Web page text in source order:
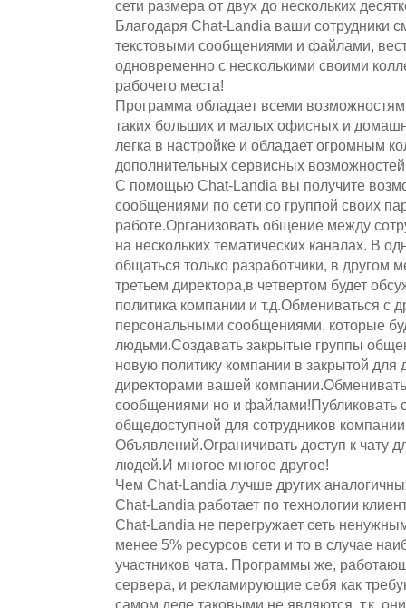
сети размера от двух до нескольких
Благодаря Chat-Landia ваши сотрудники
текстовыми сообщениями и файлами,
одновременно с несколькими своими
рабочего места!
Программа обладает всеми
таких больших и малых офисных и
легка в настройке и обладает огромным
дополнительных сервисных
С помощью Chat-Landia вы получите
сообщениями по сети со группой своих
работе.Организовать общение между
на нескольких тематических каналах. В
общаться только разработчики, в другом
третьем директора,в четвертом будет
политика компании и т.д.Обмениваться с
персональными сообщениями, которые
людьми.Создавать закрытые группы
новую политику компании в закрытой для
директорами вашей
сообщениями но и файлами!Публиковать
общедоступной для сотрудников
Объявлений.Ограничивать доступ к чату
людей.И многое многое другое!
Чем Chat-Landia лучше других
Chat-Landia работает по технологии
Chat-Landia не перегружает сеть
менее 5% ресурсов сети и то в случае
участников чата. Программы же,
сервера, и рекламирующие себя как
самом деле таковыми не являются, т.к.